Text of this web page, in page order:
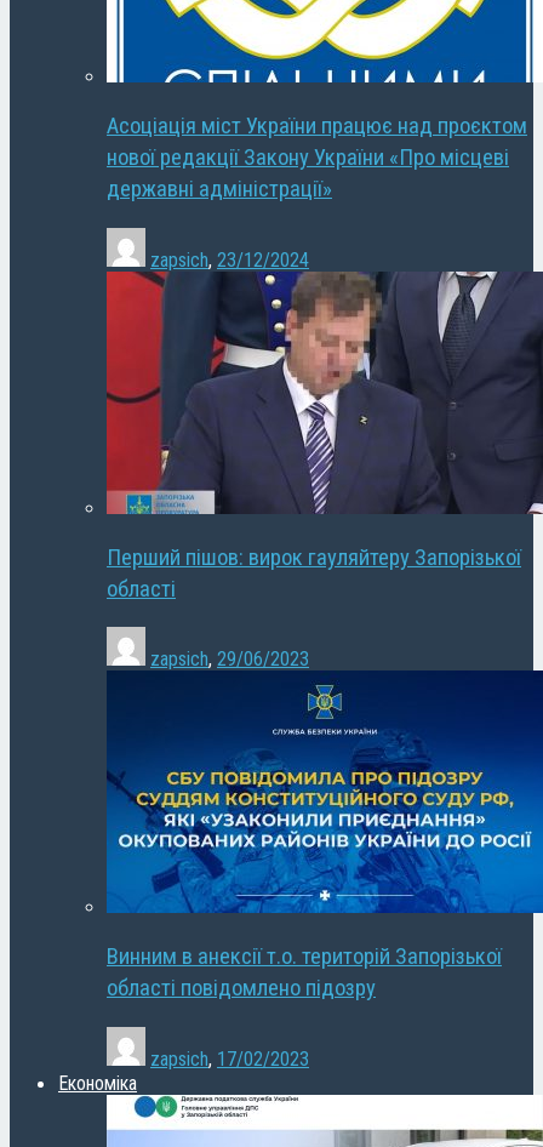
Асоціація міст України працює над проєктом
нової редакції Закону України «Про місцеві
державні адміністрації»
zapsich, 23/12/2024
Перший пішов: вирок гауляйтеру Запорізької
області
zapsich, 29/06/2023
Винним в анексії т.о. територій Запорізької
області повідомлено підозру
zapsich, 17/02/2023
Економіка